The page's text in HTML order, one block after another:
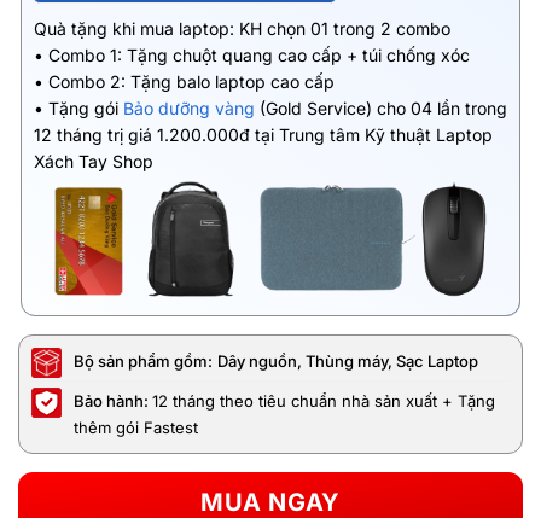
Quà tặng khi mua laptop: KH chọn 01 trong 2 combo
• Combo 1: Tặng chuột quang cao cấp + túi chống xóc
• Combo 2: Tặng balo laptop cao cấp
• Tặng gói Bảo dưỡng vàng (Gold Service) cho 04 lần trong
12 tháng trị giá 1.200.000đ tại Trung tâm Kỹ thuật Laptop
Xách Tay Shop
Bộ sản phẩm gồm: Dây nguồn, Thùng máy, Sạc Laptop
Bảo hành: 12 tháng theo tiêu chuẩn nhà sản xuất + Tặng
thêm gói Fastest
MUA NGAY